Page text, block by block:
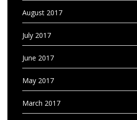
August 2017
July 2017
June 2017
May 2017
March 2017